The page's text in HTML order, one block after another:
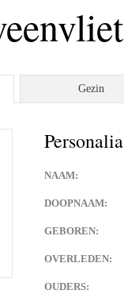
foto’s
lieke bouwman
van eck
Gezin
Personalia
NAAM:
DOOPNAAM:
GEBOREN:
OVERLEDEN:
OUDERS: